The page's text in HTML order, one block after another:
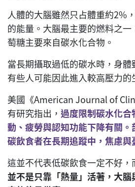
人體的大腦雖然只占體重約2%
的能量。大腦最主要的燃料之
萄糖主要來自碳水化合物。
當長期攝取過低的碳水時，身
有些人可能因此進入較高壓力的
美國《American Journal of
有研究指出， 過度限制碳水化
動、疲勞與認知功能下降有關
碳飲食者在長期追蹤中，焦慮
這並不代表低碳飲食一定不好，
並不是只靠「熱量」活著，大